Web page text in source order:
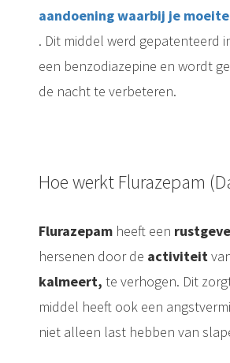
aandoening waarbij je
. Dit middel werd gepatenteerd
een benzodiazepine en wordt
de nacht te verbeteren.
Hoe werkt Flurazepam
Flurazepamheeft een
hersenen door de activiteit
kalmeert, te verhogen. Dit
middel heeft ook een
niet alleen last hebben van